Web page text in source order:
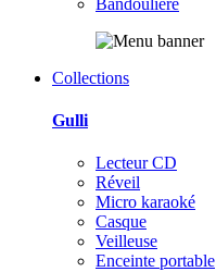
Bandoulière
Collections
Gulli
Lecteur CD
Réveil
Micro karaoké
Casque
Veilleuse
Enceinte portable